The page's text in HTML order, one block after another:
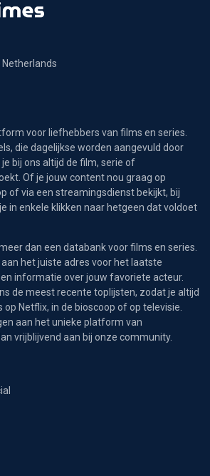
Netherlands
voor liefhebbers van films en series.
die dagelijkse worden aangevuld door
bij ons altijd de film, serie of
Of je jouw content nou graag op
of via een streamingsdienst bekijkt, bij
in enkele klikken naar hetgeen dat voldoet
dan een databank voor films en series.
het juiste adres voor het laatste
informatie over jouw favoriete acteur.
de meest recente toplijsten, zodat je altijd
Netflix, in de bioscoop of op televisie.
aan het unieke platform van
vrijblijvend aan bij onze community.